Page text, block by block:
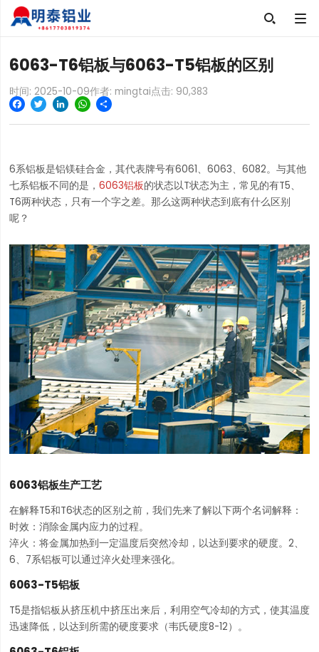

6063-T6铝板与6063-T5铝板的区别
时间: 2025-10-09作者: mingtai点击: 90,383
Facebook
TwitterLinkedInWhatsApp
Share
6系铝板是铝镁硅合金，其代表牌号有6061、6063、6082。与其他
七系铝板不同的是， 6063铝板的状态以T状态为主，常见的有T5、
T6两种状态，只有一个字之差。那么这两种状态到底有什么区别
呢？
6063铝板生产工艺
在解释T5和T6状态的区别之前，我们先来了解以下两个名词解释：
时效：消除金属内应力的过程。
淬火：将金属加热到一定温度后突然冷却，以达到要求的硬度。2、
6、7系铝板可以通过淬火处理来强化。
6063-T5铝板
T5是指铝板从挤压机中挤压出来后，利用空气冷却的方式，使其温度
迅速降低，以达到所需的硬度要求（韦氏硬度8-12）。